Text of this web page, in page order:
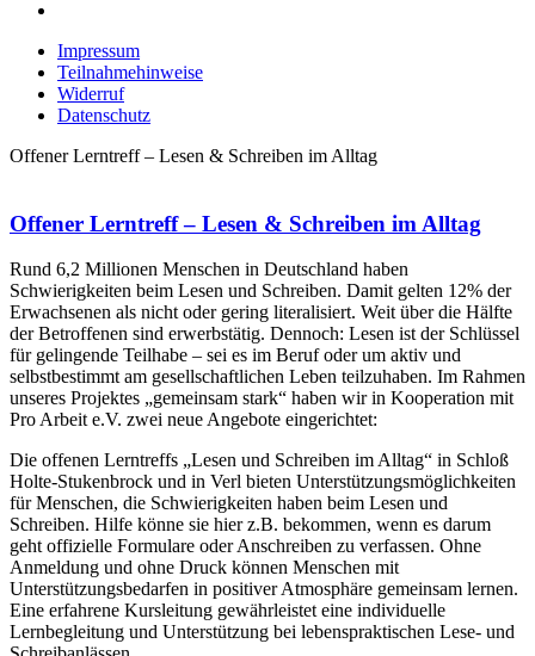
Impressum
Teilnahmehinweise
Widerruf
Datenschutz
Offener Lerntreff – Lesen & Schreiben im Alltag
Offener Lerntreff – Lesen & Schreiben im Alltag
Rund 6,2 Millionen Menschen in Deutschland haben
Schwierigkeiten beim Lesen und Schreiben. Damit gelten 12% der
Erwachsenen als nicht oder gering literalisiert. Weit über die Hälfte
der Betroffenen sind erwerbstätig. Dennoch: Lesen ist der Schlüssel
für gelingende Teilhabe – sei es im Beruf oder um aktiv und
selbstbestimmt am gesellschaftlichen Leben teilzuhaben. Im Rahmen
unseres Projektes „gemeinsam stark“ haben wir in Kooperation mit
Pro Arbeit e.V. zwei neue Angebote eingerichtet:
Die offenen Lerntreffs „Lesen und Schreiben im Alltag“ in Schloß
Holte-Stukenbrock und in Verl bieten Unterstützungsmöglichkeiten
für Menschen, die Schwierigkeiten haben beim Lesen und
Schreiben. Hilfe könne sie hier z.B. bekommen, wenn es darum
geht offizielle Formulare oder Anschreiben zu verfassen. Ohne
Anmeldung und ohne Druck können Menschen mit
Unterstützungsbedarfen in positiver Atmosphäre gemeinsam lernen.
Eine erfahrene Kursleitung gewährleistet eine individuelle
Lernbegleitung und Unterstützung bei lebenspraktischen Lese- und